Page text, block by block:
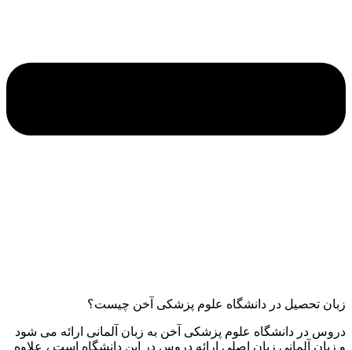
زبان تحصیل در دانشگاه علوم پزشکی آخن چیست؟
دروس در دانشگاه علوم پزشکی آخن به زبان آلمانی ارائه می شود
و زبان آلمانی زبان اصلی ارائه دروس در این دانشگاه است ، علاوه